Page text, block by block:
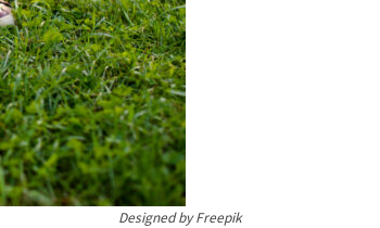
Designed by Freepik